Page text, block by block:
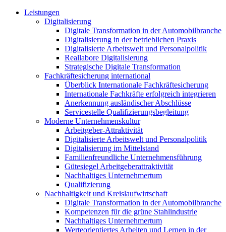
Leistungen
Digitalisierung
Digitale Transformation in der Automobilbranche
Digitalisierung in der betrieblichen Praxis
Digitalisierte Arbeitswelt und Personalpolitik
Reallabore Digitalisierung
Strategische Digitale Transformation
Fachkräftesicherung international
Überblick Internationale Fachkräftesicherung
Internationale Fachkräfte erfolgreich integrieren
Anerkennung ausländischer Abschlüsse
Servicestelle Qualifizierungsbegleitung
Moderne Unternehmenskultur
Arbeitgeber-Attraktivität
Digitalisierte Arbeitswelt und Personalpolitik
Digitalisierung im Mittelstand
Familienfreundliche Unternehmensführung
Gütesiegel Arbeitgeberattraktivität
Nachhaltiges Unternehmertum
Qualifizierung
Nachhaltigkeit und Kreislaufwirtschaft
Digitale Transformation in der Automobilbranche
Kompetenzen für die grüne Stahlindustrie
Nachhaltiges Unternehmertum
Werteorientiertes Arbeiten und Lernen in der